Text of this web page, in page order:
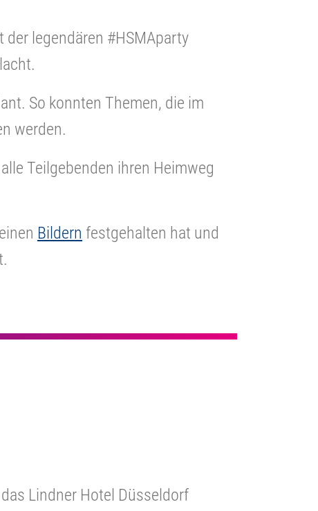
legendären #HSMAparty
So konnten Themen, die im
werden.
Teilgebenden ihren Heimweg
Bildern festgehalten hat und
Lindner Hotel Düsseldorf